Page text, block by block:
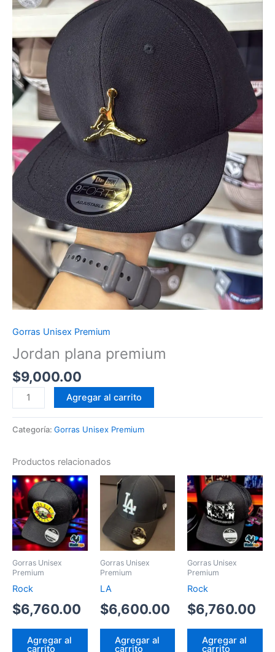
Gorras Unisex Premium
Jordan plana premium
$9,000.00
Jordan
plana
premium
cantidad
Agregar al carrito
Categoría: Gorras Unisex Premium
Productos relacionados
Gorras Unisex
Premium
Rock
$6,760.00
Agregar al
carrito
Gorras Unisex
Premium
LA
$6,600.00
Agregar al
carrito
Gorras Unisex
Premium
Rock
$6,760.00
Agregar al
carrito